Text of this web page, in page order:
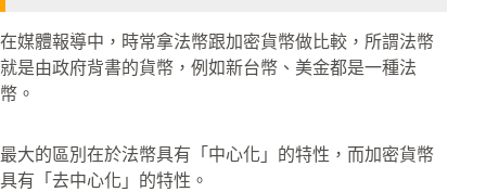
在媒體報導中，時常拿法幣跟加密貨幣做比較，所謂法幣
就是由政府背書的貨幣，例如新台幣、美金都是一種法
幣。
最大的區別在於法幣具有「中心化」的特性，而加密貨幣
具有「去中心化」的特性。